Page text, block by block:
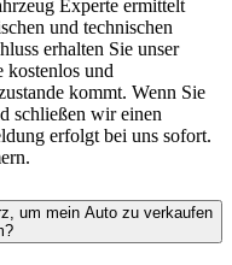
Experte ermittelt
und technischen
erhalten Sie unser
und
kommt. Wenn Sie
schließen wir einen
erfolgt bei uns sofort.
um mein Auto zu verkaufen